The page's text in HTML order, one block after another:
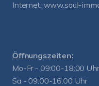
Internet: www.soul-
Öffnungszeiten:
Mo-Fr - 09:00-18:00 Uhr
Sa - 09:00-16:00 Uhr